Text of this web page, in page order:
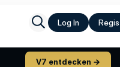
Log In
V7 entdecken →